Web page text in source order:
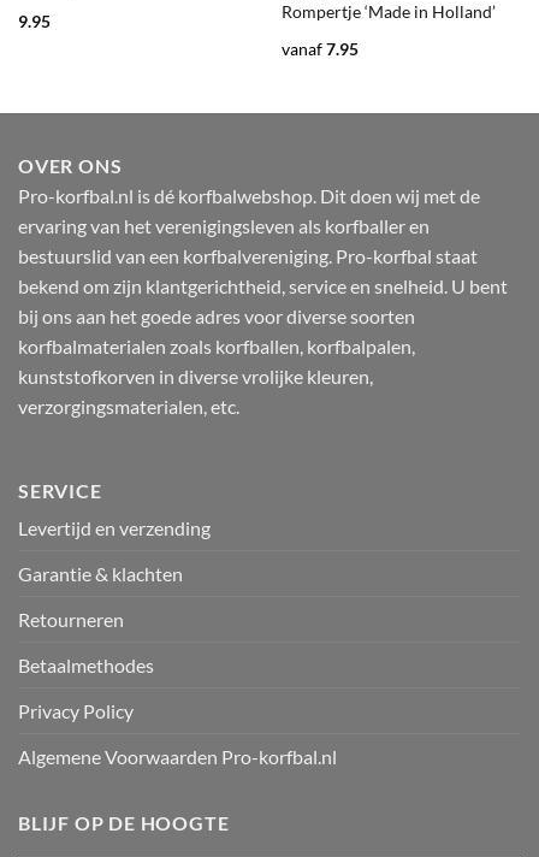
9.95
Rompertje ‘Made in Holland’
vanaf7.95
OVER ONS
Pro-korfbal.nl is dé korfbalwebshop. Dit doen wij met de
ervaring van het verenigingsleven als korfballer en
bestuurslid van een korfbalvereniging. Pro-korfbal staat
bekend om zijn klantgerichtheid, service en snelheid. U bent
bij ons aan het goede adres voor diverse soorten
korfbalmaterialen zoals korfballen, korfbalpalen,
kunststofkorven in diverse vrolijke kleuren,
verzorgingsmaterialen, etc.
SERVICE
Levertijd en verzending
Garantie & klachten
Retourneren
Betaalmethodes
Privacy Policy
Algemene Voorwaarden Pro-korfbal.nl
BLIJF OP DE HOOGTE